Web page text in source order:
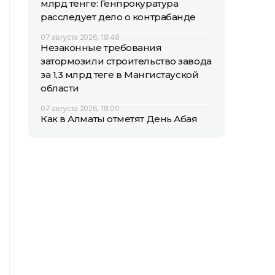
млрд тенге: Генпрокуратура
расследует дело о контрабанде
07 августа 2026, 18:48
Незаконные требования
затормозили строительство завода
за 1,3 млрд теңге в Мангистауской
области
07 августа 2026, 18:00
Как в Алматы отметят День Абая